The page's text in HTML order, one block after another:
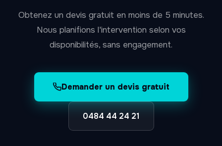
Obtenez un devis gratuit en moins de 5 minutes.
Nous planifions l'intervention selon vos
disponibilités, sans engagement.
Demander un devis gratuit
0484 44 24 21